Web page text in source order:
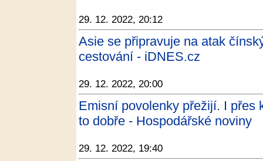
29. 12. 2022, 20:12
Asie se připravuje na atak
cestování - iDNES.cz
29. 12. 2022, 20:00
Emisní povolenky přežijí. I přes
to dobře - Hospodářské noviny
29. 12. 2022, 19:40